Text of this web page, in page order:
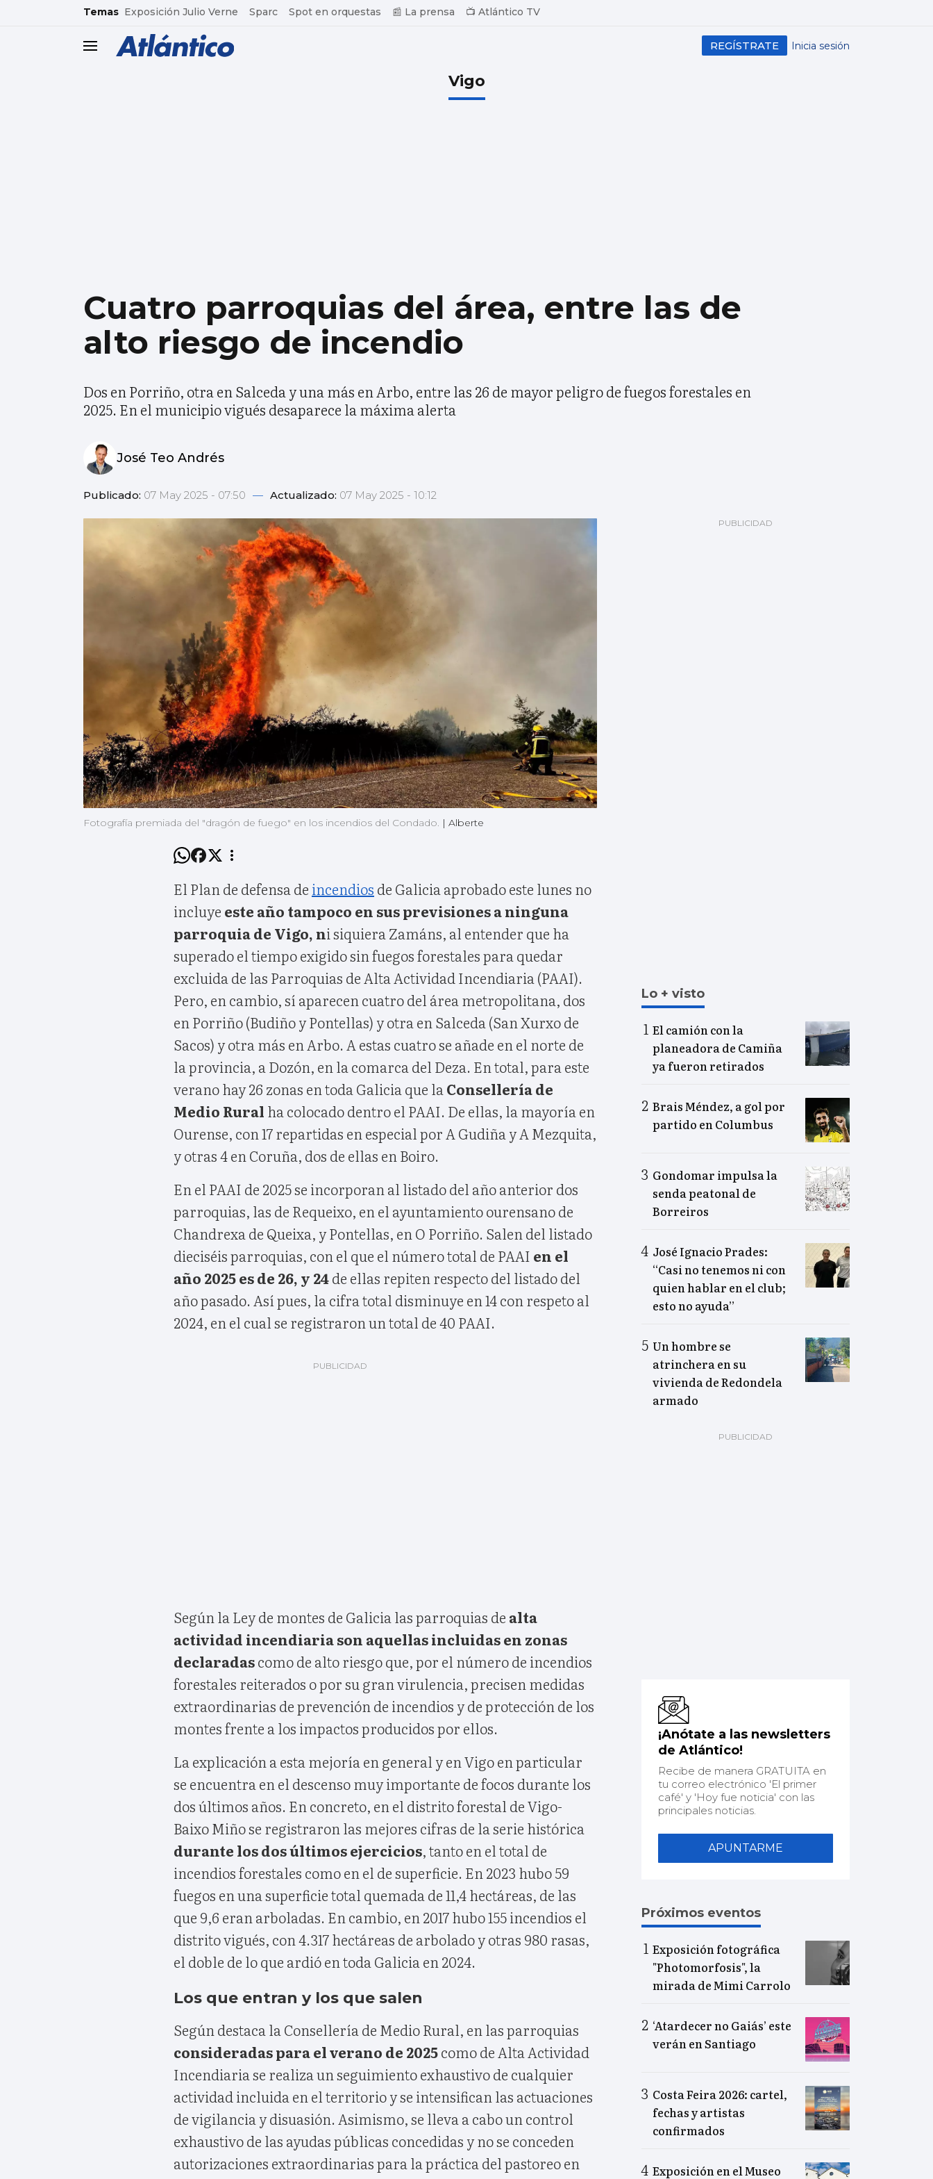
common.go-to-content
Temas Exposición Julio Verne Sparc Spot en orquestas 📰 La prensa 📺 Atlántico TV
header.menu.open Inicia sesión
REGÍSTRATE
Vigo
Cuatro parroquias del área, entre las de
alto riesgo de incendio
Dos en Porriño, otra en Salceda y una más en Arbo, entre las 26 de mayor peligro de fuegos forestales en
2025. En el municipio vigués desaparece la máxima alerta
José Teo Andrés
Publicado: 07 May 2025 - 07:50 — Actualizado: 07 May 2025 - 10:12
Fotografía premiada del "dragón de fuego" en los incendios del Condado. | Alberte
El Plan de defensa de incendios de Galicia aprobado este lunes no
incluye este año tampoco en sus previsiones a ninguna
parroquia de Vigo, ni siquiera Zamáns, al entender que ha
superado el tiempo exigido sin fuegos forestales para quedar
excluida de las Parroquias de Alta Actividad Incendiaria (PAAI).
Pero, en cambio, sí aparecen cuatro del área metropolitana, dos
en Porriño (Budiño y Pontellas) y otra en Salceda (San Xurxo de
Sacos) y otra más en Arbo. A estas cuatro se añade en el norte de
la provincia, a Dozón, en la comarca del Deza. En total, para este
verano hay 26 zonas en toda Galicia que la Consellería de
Medio Rural ha colocado dentro el PAAI. De ellas, la mayoría en
Ourense, con 17 repartidas en especial por A Gudiña y A Mezquita,
y otras 4 en Coruña, dos de ellas en Boiro.
En el PAAI de 2025 se incorporan al listado del año anterior dos
parroquias, las de Requeixo, en el ayuntamiento ourensano de
Chandrexa de Queixa, y Pontellas, en O Porriño. Salen del listado
dieciséis parroquias, con el que el número total de PAAI en el
año 2025 es de 26, y 24de ellas repiten respecto del listado del
año pasado. Así pues, la cifra total disminuye en 14 con respeto al
2024, en el cual se registraron un total de 40 PAAI.
Según la Ley de montes de Galicia las parroquias de alta
actividad incendiaria son aquellas incluidas en zonas
declaradascomo de alto riesgo que, por el número de incendios
forestales reiterados o por su gran virulencia, precisen medidas
extraordinarias de prevención de incendios y de protección de los
montes frente a los impactos producidos por ellos.
La explicación a esta mejoría en general y en Vigo en particular
se encuentra en el descenso muy importante de focos durante los
dos últimos años. En concreto, en el distrito forestal de Vigo-
Baixo Miño se registraron las mejores cifras de la serie histórica
durante los dos últimos ejercicios, tanto en el total de
incendios forestales como en el de superficie. En 2023 hubo 59
fuegos en una superficie total quemada de 11,4 hectáreas, de las
que 9,6 eran arboladas. En cambio, en 2017 hubo 155 incendios el
distrito vigués, con 4.317 hectáreas de arbolado y otras 980 rasas,
el doble de lo que ardió en toda Galicia en 2024.
Los que entran y los que salen
Según destaca la Consellería de Medio Rural, en las parroquias
consideradas para el verano de 2025como de Alta Actividad
Incendiaria se realiza un seguimiento exhaustivo de cualquier
actividad incluida en el territorio y se intensifican las actuaciones
de vigilancia y disuasión. Asimismo, se lleva a cabo un control
exhaustivo de las ayudas públicas concedidas y no se conceden
autorizaciones extraordinarias para la práctica del pastoreo en
Lo + visto
El camión con la
planeadora de Camiña
ya fueron retirados
Brais Méndez, a gol por
partido en Columbus
Gondomar impulsa la
senda peatonal de
Borreiros
José Ignacio Prades:
“Casi no tenemos ni con
quien hablar en el club;
esto no ayuda”
Un hombre se
atrinchera en su
vivienda de Redondela
armado
¡Anótate a las newsletters
de Atlántico!
Recibe de manera GRATUITA en
tu correo electrónico 'El primer
café' y 'Hoy fue noticia' con las
principales noticias.
APUNTARME
Próximos eventos
Exposición fotográfica
"Photomorfosis", la
mirada de Mimi Carrolo
‘Atardecer no Gaiás’ este
verán en Santiago
Costa Feira 2026: cartel,
fechas y artistas
confirmados
Exposición en el Museo